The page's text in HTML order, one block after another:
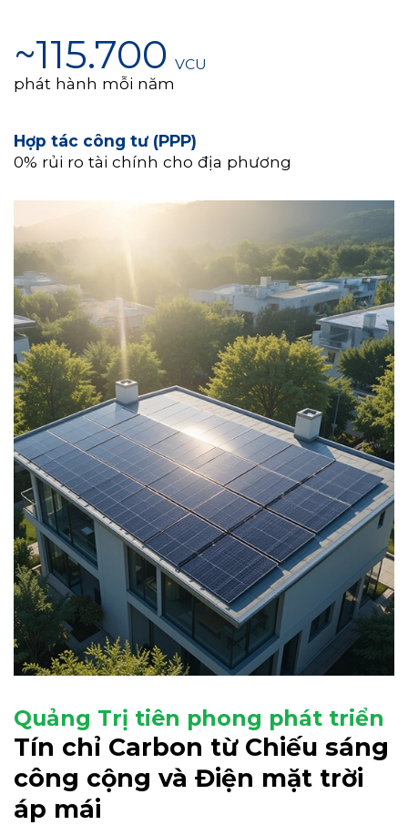
~115.700 VCU
phát hành mỗi năm
Hợp tác công tư (PPP)
0% rủi ro tài chính cho địa phương
Quảng Trị tiên phong phát triển
Tín chỉ Carbon từ Chiếu sáng
công cộng và Điện mặt trời
áp mái